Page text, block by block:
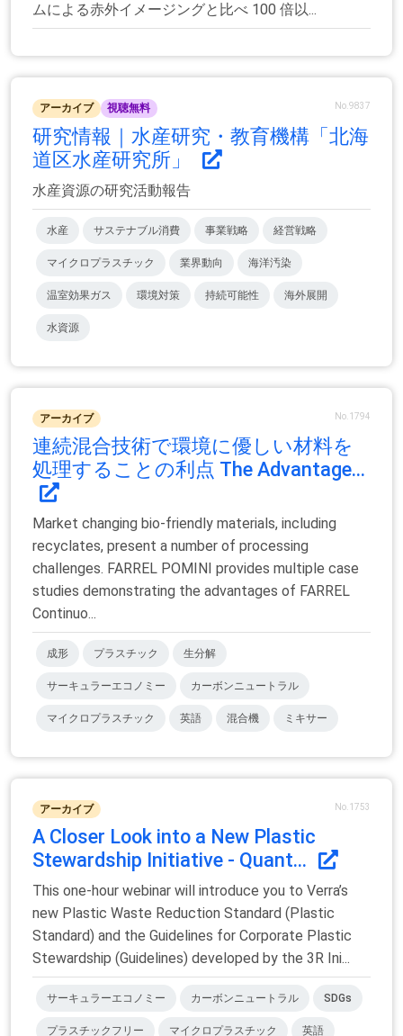
ムによる赤外イメージングと比べ 100 倍以...
アーカイブ 視聴無料 No.9837
研究情報｜水産研究・教育機構「北海
道区水産研究所」
水産資源の研究活動報告
水産 サステナブル消費 事業戦略 経営戦略
マイクロプラスチック 業界動向 海洋汚染
温室効果ガス 環境対策 持続可能性 海外展開
水資源
アーカイブ No.1794
連続混合技術で環境に優しい材料を
処理することの利点 The Advantage...
Market changing bio-friendly materials, including
recyclates, present a number of processing
challenges. FARREL POMINI provides multiple case
studies demonstrating the advantages of FARREL
Continuo...
成形 プラスチック 生分解
サーキュラーエコノミー カーボンニュートラル
マイクロプラスチック 英語 混合機 ミキサー
アーカイブ No.1753
A Closer Look into a New Plastic
Stewardship Initiative - Quant...
This one-hour webinar will introduce you to Verra’s
new Plastic Waste Reduction Standard (Plastic
Standard) and the Guidelines for Corporate Plastic
Stewardship (Guidelines) developed by the 3R Ini...
サーキュラーエコノミー カーボンニュートラル SDGs
プラスチックフリー マイクロプラスチック 英語